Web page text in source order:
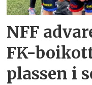
NFF
FK-
plassen i